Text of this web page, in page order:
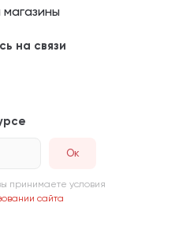
на связи
принимаете условия
сайта